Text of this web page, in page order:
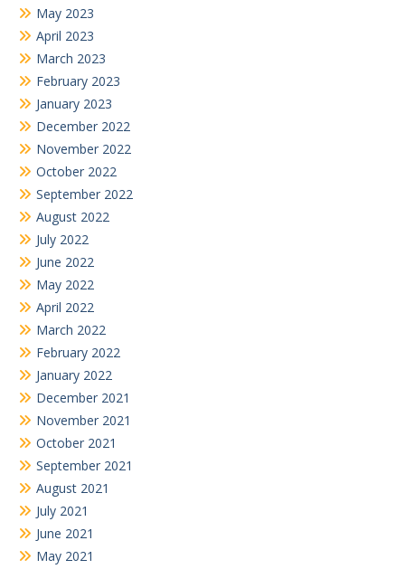
May 2023
April 2023
March 2023
February 2023
January 2023
December 2022
November 2022
October 2022
September 2022
August 2022
July 2022
June 2022
May 2022
April 2022
March 2022
February 2022
January 2022
December 2021
November 2021
October 2021
September 2021
August 2021
July 2021
June 2021
May 2021